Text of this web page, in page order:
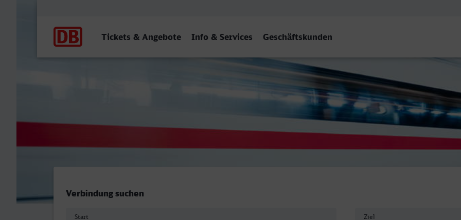
Tickets & Angebote Info & Services Geschäftskunden
Stralsund Hbf - St Augustin Ort
Verbindung suchen
Start Ziel